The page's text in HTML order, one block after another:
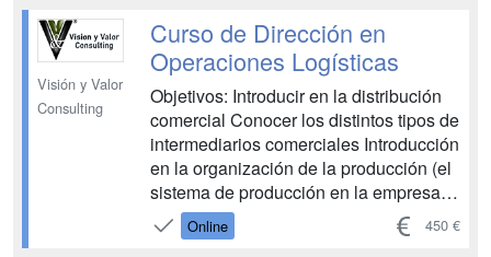
la logística inversa como la gestión de
material, la devolución de compras a ...
Visión y Valor
Consulting
Curso de Dirección en
Operaciones Logísticas
Objetivos: Introducir en la distribución
comercial Conocer los distintos tipos de
intermediarios comerciales Introducción
en la organización de la producción (el
sistema de producción en la empresa,
la relación del sistema productivo con
otras áreas de la empresa..)
Online 450 €